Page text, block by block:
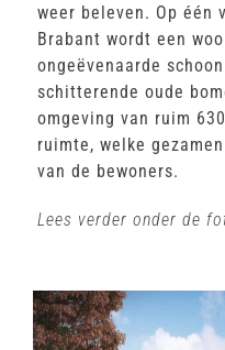
weer beleven. Op één
Brabant wordt een
ongeëvenaarde
schitterende oude
omgeving van ruim
ruimte, welke
van de bewoners.
Lees verder onder de